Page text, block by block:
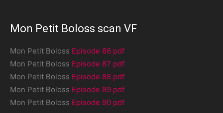
Mon Petit Boloss scan VF
Mon Petit Boloss Episode 86 pdf
Mon Petit Boloss Episode 87 pdf
Mon Petit Boloss Episode 88 pdf
Mon Petit Boloss Episode 89 pdf
Mon Petit Boloss Episode 90 pdf